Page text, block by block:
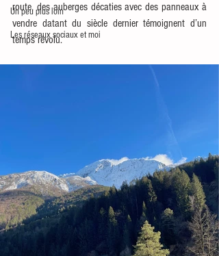
Un peu plus loin
Les réseaux sociaux et moi
route, des auberges décaties avec des panneaux à
vendre datant du siècle dernier témoignent d’un
temps révolu.